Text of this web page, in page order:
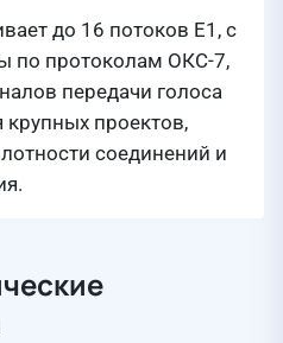
до 16 потоков Е1, с
по протоколам ОКС-7,
передачи голоса
крупных проектов,
соединений и